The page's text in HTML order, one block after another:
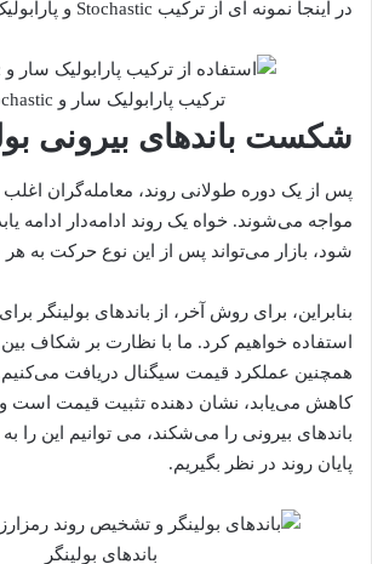
در اینجا نمونه ای از ترکیب Stochastic و پارابولیک سار وجود دارد.
ترکیب پارابولیک سار و Stochastic
شکست باندهای بیرونی
پس از یک دوره طولانی روند، معامله‌گران اغلب
مواجه می‌شوند. خواه یک روند ادامه‌دار ادامه
شود، بازار می‌تواند پس از این نوع حرکت به
بنابراین، برای روش آخر، از باندهای بولینگر
استفاده خواهیم کرد. ما با نظارت بر شکاف بین
همچنین عملکرد قیمت سیگنال دریافت
کاهش می‌یابد، نشان دهنده تثبیت قیمت است
باندهای بیرونی را می‌شکند، می توانیم این را
پایان روند در نظر بگیریم.
باندهای بولینگر